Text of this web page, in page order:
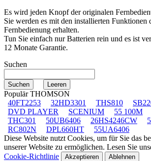
Es wird jeden Knopf der originalen
Sie werden es mit den installierten Funktionen
Fernbedienung erhalten.
Tun Sie einfach nur Batterien rein und es ist
12 Monate Garantie.
Suchen
Populär THOMSON
40FT2253
32HD3301 THS810
DVD PLAYER
SCENIUM 55 100M
THC301
50UB6406 26HS4246CW
RC802N
DPL660HT
55UA6406
Diese Website nutzt Cookies, um für Sie das
unserer Website zu ermöglichen. Lesen Sie
Cookie-Richtlinie
Akzeptieren Ablehnen